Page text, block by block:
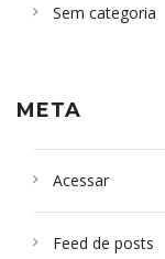
Sem categoria
META
Acessar
Feed de posts